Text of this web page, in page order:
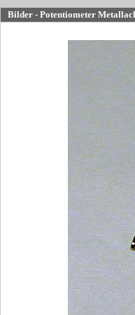
Bilder - Potentiometer